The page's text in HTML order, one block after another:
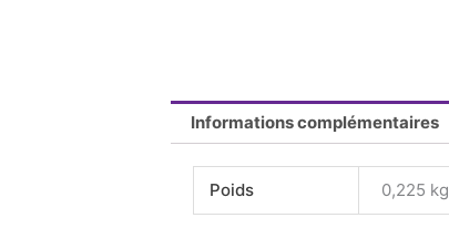
Informations complémentaires
Poids 0,225 kg